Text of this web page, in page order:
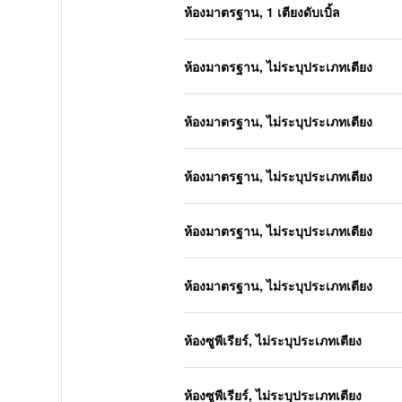
ห้องมาตรฐาน, 1 เตียงดับเบิ้ล
ห้องมาตรฐาน, ไม่ระบุประเภทเตียง
ห้องมาตรฐาน, ไม่ระบุประเภทเตียง
ห้องมาตรฐาน, ไม่ระบุประเภทเตียง
ห้องมาตรฐาน, ไม่ระบุประเภทเตียง
ห้องมาตรฐาน, ไม่ระบุประเภทเตียง
ห้องซูพีเรียร์, ไม่ระบุประเภทเตียง
ห้องซูพีเรียร์, ไม่ระบุประเภทเตียง